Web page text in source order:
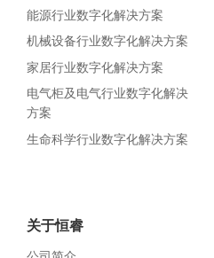
能源行业数字化解决方案
机械设备行业数字化解决方案
家居行业数字化解决方案
电气柜及电气行业数字化解决
方案
生命科学行业数字化解决方案
关于恒睿